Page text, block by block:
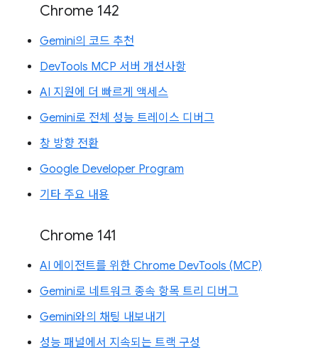
Chrome 142
Gemini의 코드 추천
DevTools MCP 서버 개선사항
AI 지원에 더 빠르게 액세스
Gemini로 전체 성능 트레이스 디버그
창 방향 전환
Google Developer Program
기타 주요 내용
Chrome 141
AI 에이전트를 위한 Chrome DevTools (MCP)
Gemini로 네트워크 종속 항목 트리 디버그
Gemini와의 채팅 내보내기
성능 패널에서 지속되는 트랙 구성